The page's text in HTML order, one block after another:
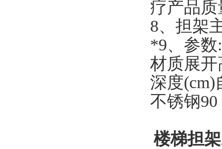
疗产品
8、担架
*9、参数:
材质展开
深度(cm)
不锈钢90
楼梯担